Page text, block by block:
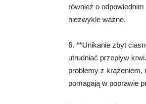
również o
niezwykle ważne.
6. **Unikanie zbyt
utrudniać przepływ
problemy z
pomagają w poprawie